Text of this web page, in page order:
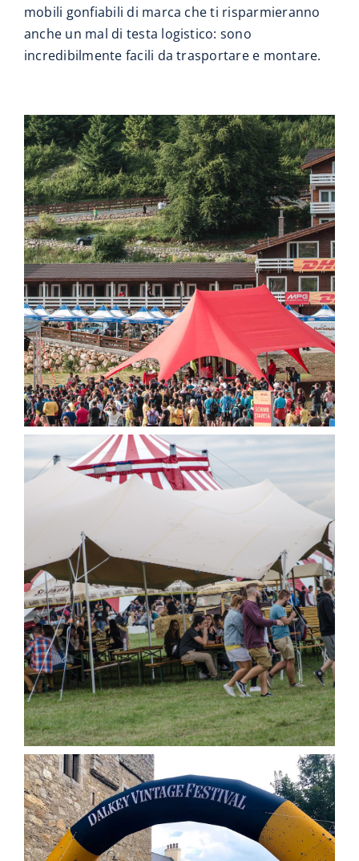
mobili gonfiabili di marca che ti risparmieranno
anche un mal di testa logistico: sono
incredibilmente facili da trasportare e montare.